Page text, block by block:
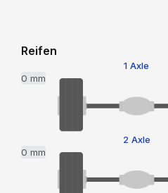
Reifen
1 Axle
0 mm
2 Axle
0 mm